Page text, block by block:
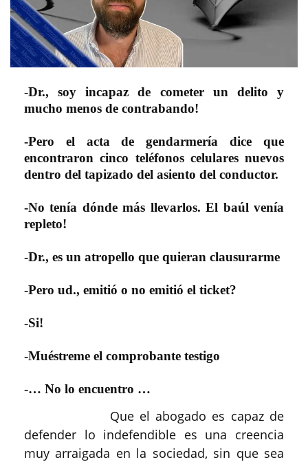
-Dr., soy incapaz de cometer un delito y
mucho menos de contrabando!
-Pero el acta de gendarmería dice que
encontraron cinco teléfonos celulares nuevos
dentro del tapizado del asiento del conductor.
-No tenía dónde más llevarlos. El baúl venía
repleto!
-Dr., es un atropello que quieran clausurarme
-Pero ud., emitió o no emitió el ticket?
-Si!
-Muéstreme el comprobante testigo
-… No lo encuentro …
Que el abogado es capaz de
defender lo indefendible es una creencia
muy arraigada en la sociedad, sin que sea